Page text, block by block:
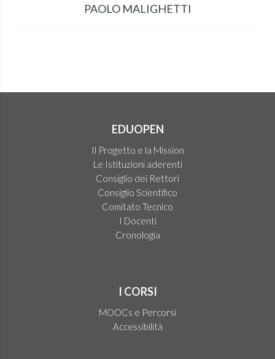
PAOLO MALIGHETTI
EDUOPEN
Il Progetto e la Mission
Le Istituzioni aderenti
Consiglio dei Rettori
Consiglio Scientifico
Comitato Tecnico
I Docenti
Cronologia
I CORSI
MOOCs e Percorsi
Accessibilità